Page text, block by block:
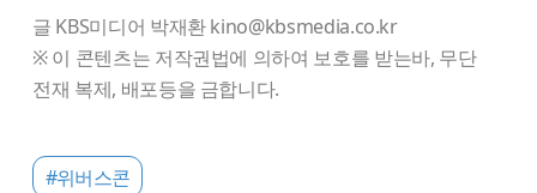
글 KBS미디어 박재환 kino@kbsmedia.co.kr
※ 이 콘텐츠는 저작권법에 의하여 보호를 받는바, 무단
전재 복제, 배포등을 금합니다.
#위버스콘